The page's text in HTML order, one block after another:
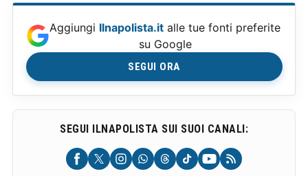
Aggiungi Ilnapolista.it alle tue fonti preferite
su Google
SEGUI ORA
SEGUI ILNAPOLISTA SUI SUOI CANALI: